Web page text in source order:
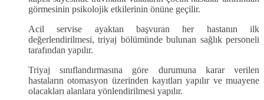
görmesinin psikolojik etkilerinin önüne geçilir.
Acil servise ayaktan başvuran her hastanın ilk
değerlendirilmesi, triyaj bölümünde bulunan sağlık personeli
tarafından yapılır.
Triyaj sınıflandırmasına göre durumuna karar verilen
hastaların otomasyon üzerinden kayıtları yapılır ve muayene
olacakları alanlara yönlendirilmesi yapılır.